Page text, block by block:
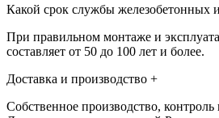
Какой срок службы железобетонных
При правильном монтаже и
составляет от 50 до 100 лет и более.
Доставка и производство +
Собственное производство, контроль